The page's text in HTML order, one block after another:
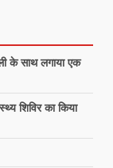
के साथ लगाया एक
शिविर का किया